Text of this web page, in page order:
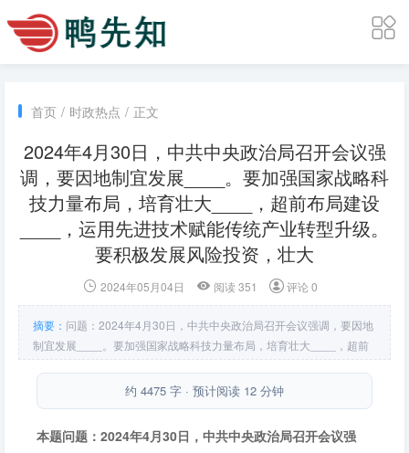
首页 / 时政热点 / 正文
2024年4月30日，中共中央政治局召开会议强
调，要因地制宜发展____。要加强国家战略科
技力量布局，培育壮大____，超前布局建设
____，运用先进技术赋能传统产业转型升级。
要积极发展风险投资，壮大
2024年05月04日 阅读 351 评论 0
摘要： 问题：2024年4月30日，中共中央政治局召开会议强调，要因地
制宜发展____。要加强国家战略科技力量布局，培育壮大____，超前
布局建设____，运用先进技术赋能传统产业转型升级。要积极发展风险
投资，壮大____。答案：A．新质生产力 B．新兴产业 C．未来产业
D．耐心资本。
约 4475 字 · 预计阅读 12 分钟
本题问题：2024年4月30日，中共中央政治局召开会议强